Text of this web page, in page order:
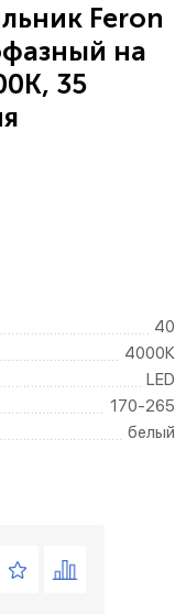
Feron
на
35
40
4000К
LED
170-265
белый